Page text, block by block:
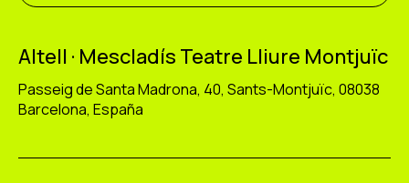
Altell · Mescladís Teatre Lliure Montjuïc
Passeig de Santa Madrona, 40, Sants-Montjuïc, 08038
Barcelona, España